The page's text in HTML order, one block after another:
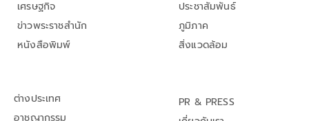
เศรษฐกิจ
ข่าวพระราชสำนัก
หนังสือพิมพ์
ประชาสัมพันธ์
ภูมิภาค
สิ่งแวดล้อม
ต่างประเทศ
อาชญากรรม
PR & PRESS